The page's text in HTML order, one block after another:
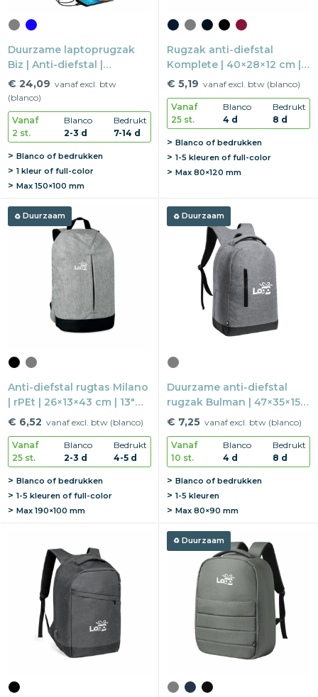
Duurzame laptoprugzak
Biz | Anti-diefstal |
29,5×45,5×13,5 cm | Eco
verfbehandeld
€ 24,09 vanaf excl. btw
(blanco)
Vanaf
2 st.
Blanco
2-3 d
Bedrukt
7-14 d
Blanco of bedrukken
1 kleur of full-color
Max 150×100 mm
Rugzak anti-diefstal
Komplete | 40×28×12 cm |
USB-poort | RFID blokker
€ 5,19 vanaf excl. btw (blanco)
Vanaf
25 st.
Blanco
4 d
Bedrukt
8 d
Blanco of bedrukken
1-5 kleuren of full-color
Max 80×120 mm
Duurzaam
Anti-diefstal rugtas Milano
| rPEt | 26×13×43 cm | 13"
laptopvak
€ 6,52 vanaf excl. btw (blanco)
Vanaf
25 st.
Blanco
2-3 d
Bedrukt
4-5 d
Blanco of bedrukken
1-5 kleuren of full-color
Max 190×100 mm
Duurzaam
Duurzame anti-diefstal
rugzak Bulman | 47×35×15
cm | rPET | 15" laptopvak
€ 7,25 vanaf excl. btw (blanco)
Vanaf
10 st.
Blanco
4 d
Bedrukt
8 d
Blanco of bedrukken
1-5 kleuren
Max 80×90 mm
Duurzaam